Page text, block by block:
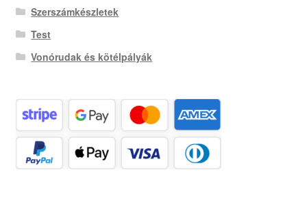
Szerszámkészletek
Test
Vonórudak és kötélpályák